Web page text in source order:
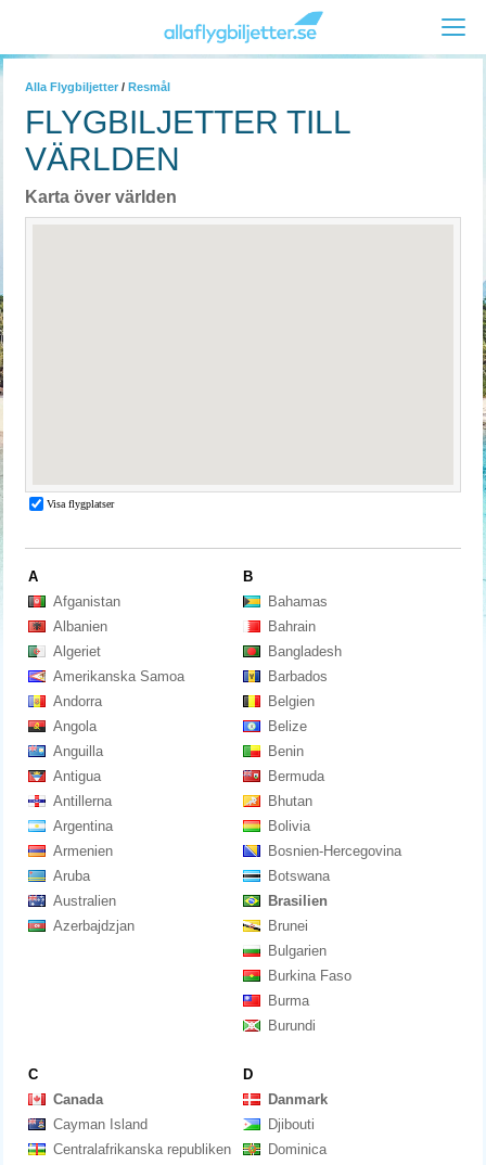
Alla Flygbiljetter / Resmål
FLYGBILJETTER TILL
VÄRLDEN
Karta över världen
A
Afganistan
Albanien
Algeriet
Amerikanska Samoa
Andorra
Angola
Anguilla
Antigua
Antillerna
Argentina
Armenien
Aruba
Australien
Azerbajdzjan
B
Bahamas
Bahrain
Bangladesh
Barbados
Belgien
Belize
Benin
Bermuda
Bhutan
Bolivia
Bosnien-Hercegovina
Botswana
Brasilien
Brunei
Bulgarien
Burkina Faso
Burma
Burundi
C
Canada
Cayman Island
Centralafrikanska republiken
D
Danmark
Djibouti
Dominica